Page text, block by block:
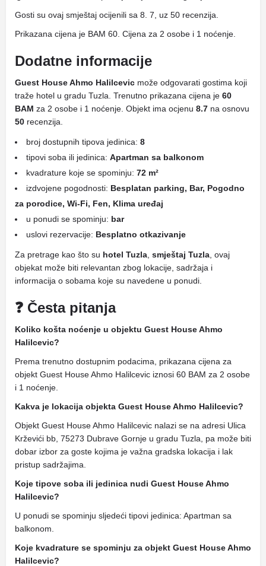
Gosti su ovaj smještaj ocijenili sa 8. 7, uz 50 recenzija.
Prikazana cijena je BAM 60. Cijena za 2 osobe i 1 noćenje.
Dodatne informacije
Guest House Ahmo Halilcevic može odgovarati gostima koji
traže hotel u gradu Tuzla. Trenutno prikazana cijena je 60
BAM za 2 osobe i 1 noćenje. Objekt ima ocjenu 8.7 na osnovu
50 recenzija.
broj dostupnih tipova jedinica: 8
tipovi soba ili jedinica: Apartman sa balkonom
kvadrature koje se spominju: 72 m²
izdvojene pogodnosti: Besplatan parking, Bar, Pogodno
za porodice, Wi-Fi, Fen, Klima uređaj
u ponudi se spominju: bar
uslovi rezervacije: Besplatno otkazivanje
Za pretrage kao što su hotel Tuzla smještaj Tuzla , ovaj
objekat može biti relevantan zbog lokacije, sadržaja i
informacija o sobama koje su navedene u ponudi.
❓ Česta pitanja
Koliko košta noćenje u objektu Guest House Ahmo
Halilcevic?
Prema trenutno dostupnim podacima, prikazana cijena za
objekt Guest House Ahmo Halilcevic iznosi 60 BAM za 2 osobe
i 1 noćenje.
Kakva je lokacija objekta Guest House Ahmo Halilcevic?
Objekt Guest House Ahmo Halilcevic nalazi se na adresi Ulica
Krževići bb, 75273 Dubrave Gornje u gradu Tuzla, pa može biti
dobar izbor za goste kojima je važna gradska lokacija i lak
pristup sadržajima.
Koje tipove soba ili jedinica nudi Guest House Ahmo
Halilcevic?
U ponudi se spominju sljedeći tipovi jedinica: Apartman sa
balkonom.
Koje kvadrature se spominju za objekt Guest House Ahmo
Halilcevic?